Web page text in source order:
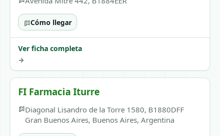
Cómo llegar
Ver ficha completa
→
FI Farmacia Iturre
Diagonal Lisandro de la Torre 1580, B1880DFF
Gran Buenos Aires, Buenos Aires, Argentina